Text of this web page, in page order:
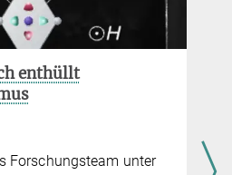
enthüllt
Forschungsteam unter